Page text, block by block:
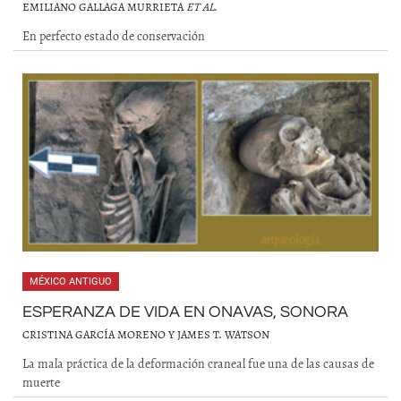
EMILIANO GALLAGA MURRIETAET AL.
En perfecto estado de conservación
MÉXICO ANTIGUO
ESPERANZA DE VIDA EN ONAVAS, SONORA
CRISTINA GARCÍA MORENO Y JAMES T. WATSON
La mala práctica de la deformación craneal fue una de las causas de
muerte